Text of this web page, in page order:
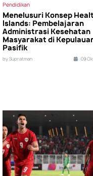
Pendidikan
Menelusuri Konsep
Islands: Pembelajaran
Administrasi Kesehatan
Masyarakat di
Pasifik
by Supratman 09